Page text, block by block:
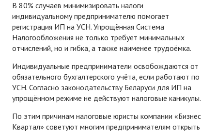
В 80% случаев минимизировать налоги
индивидуальному предпринимателю помогает
регистрация ИП на УСН. Упрощённая Система
Налогообложения не только требует минимальных
отчислений, но и гибка, а также наименее трудоёмка.
Индивидуальные предприниматели освобождаются от
обязательного бухгалтерского учёта, если работают по
УСН. Согласно законодательству Беларуси для ИП на
упрощённом режиме не действуют налоговые каникулы.
По этим причинам налоговые юристы компании «Бизнес
Квартал» советуют многим предпринимателям открыть